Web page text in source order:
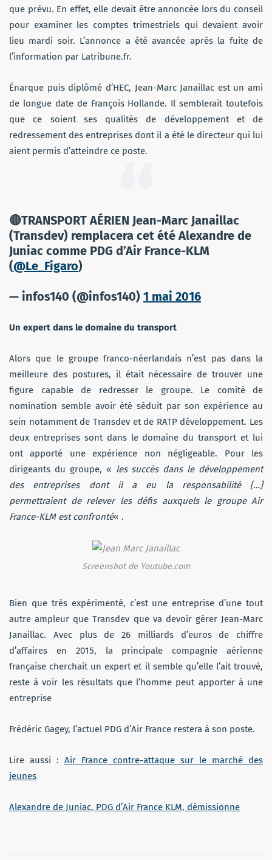
que prévu. En effet, elle devait être annoncée lors du conseil
pour examiner les comptes trimestriels qui devaient avoir
lieu mardi soir. L’annonce a été avancée après la fuite de
l’information par Latribune.fr.
Énarque puis diplômé d’HEC, Jean-Marc Janaillac est un ami
de longue date de François Hollande. Il semblerait toutefois
que ce soient ses qualités de développement et de
redressement des entreprises dont il a été le directeur qui lui
aient permis d’atteindre ce poste.
🔴TRANSPORT AÉRIEN Jean-Marc Janaillac
(Transdev) remplacera cet été Alexandre de
Juniac comme PDG d’Air France-KLM
(@Le_Figaro)
— infos140 (@infos140) 1 mai 2016
Un expert dans le domaine du transport
Alors que le groupe franco-néerlandais n’est pas dans la
meilleure des postures, il était nécessaire de trouver une
figure capable de redresser le groupe. Le comité de
nomination semble avoir été séduit par son expérience au
sein notamment de Transdev et de RATP développement. Les
deux entreprises sont dans le domaine du transport et lui
ont apporté une expérience non négligeable. Pour les
dirigeants du groupe, « les succès dans le développement
des entreprises dont il a eu la responsabilité […]
permettraient de relever les défis auxquels le groupe Air
France-KLM est confronté« .
Screenshot de Youtube.com
Bien que très expérimenté, c’est une entreprise d’une tout
autre ampleur que Transdev que va devoir gérer Jean-Marc
Janaillac. Avec plus de 26 milliards d’euros de chiffre
d’affaires en 2015, la principale compagnie aérienne
française cherchait un expert et il semble qu’elle l’ait trouvé,
reste à voir les résultats que l’homme peut apporter à une
entreprise
Frédéric Gagey, l’actuel PDG d’Air France restera à son poste.
Lire aussi : Air France contre-attaque sur le marché des
jeunes
Alexandre de Juniac, PDG d’Air France KLM, démissionne